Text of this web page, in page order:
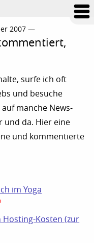
2007 —
surfe ich oft
und besuche
manche News-
und da. Hier eine
und kommentierte
im Yoga
Hosting-Kosten (zur